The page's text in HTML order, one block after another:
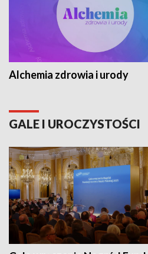
Alchemia zdrowia i urody
GALE I UROCZYSTOŚCI